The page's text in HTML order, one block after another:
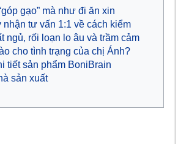
gạo” mà như đi ăn xin
nhận tư vấn 1:1 về cách kiểm
ngủ, rối loạn lo âu và trầm cảm
cho tình trạng của chị Ánh?
tiết sản phẩm BoniBrain
sản xuất